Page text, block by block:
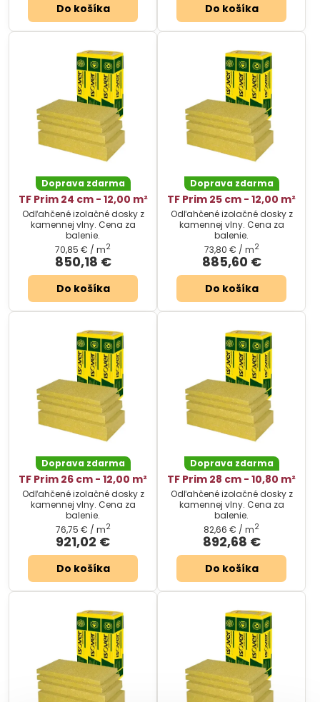
Do košíka Do košíka
Doprava zdarma
TF Prim 24 cm - 12,00 m²
Odľahčené izolačné dosky z
kamennej vlny. Cena za
balenie.
850,18 €
70,85 € / m2
Do košíka
Doprava zdarma
TF Prim 25 cm - 12,00 m²
Odľahčené izolačné dosky z
kamennej vlny. Cena za
balenie.
885,60 €
73,80 € / m2
Do košíka
Doprava zdarma
TF Prim 26 cm - 12,00 m²
Odľahčené izolačné dosky z
kamennej vlny. Cena za
balenie.
921,02 €
76,75 € / m2
Do košíka
Doprava zdarma
TF Prim 28 cm - 10,80 m²
Odľahčené izolačné dosky z
kamennej vlny. Cena za
balenie.
892,68 €
82,66 € / m2
Do košíka